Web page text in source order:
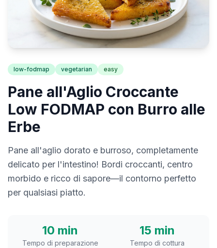
low-fodmap vegetarian easy
Pane all'Aglio Croccante
Low FODMAP con Burro alle
Erbe
Pane all'aglio dorato e burroso, completamente
delicato per l'intestino! Bordi croccanti, centro
morbido e ricco di sapore—il contorno perfetto
per qualsiasi piatto.
10 min
Tempo di preparazione
15 min
Tempo di cottura